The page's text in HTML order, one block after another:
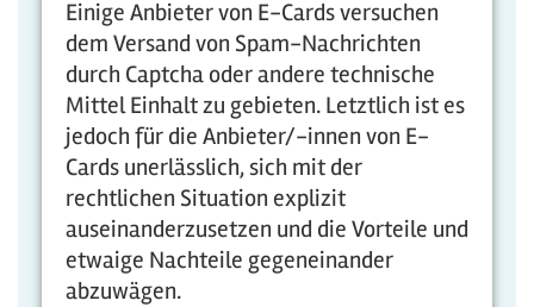
Einige Anbieter von E-Cards versuchen
dem Versand von Spam-Nachrichten
durch Captcha oder andere technische
Mittel Einhalt zu gebieten. Letztlich ist es
jedoch für die Anbieter/-innen von E-
Cards unerlässlich, sich mit der
rechtlichen Situation explizit
auseinanderzusetzen und die Vorteile und
etwaige Nachteile gegeneinander
abzuwägen.